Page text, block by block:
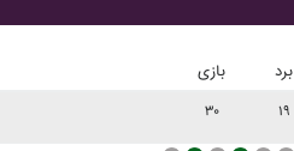
بازی برد
۳۰ ۱۹